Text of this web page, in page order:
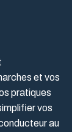
et vos
pratiques
vos
au